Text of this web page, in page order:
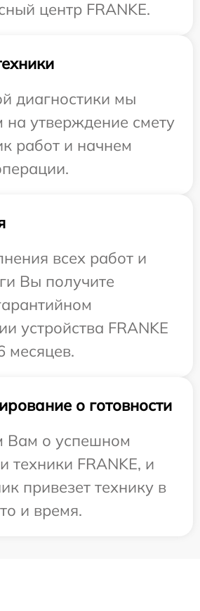
центр FRANKE.
диагностики мы
на утверждение смету
работ и начнем
всех работ и
Вы получите
устройства FRANKE
месяцев.
о готовности
о успешном
техники FRANKE, и
привезет технику в
и время.